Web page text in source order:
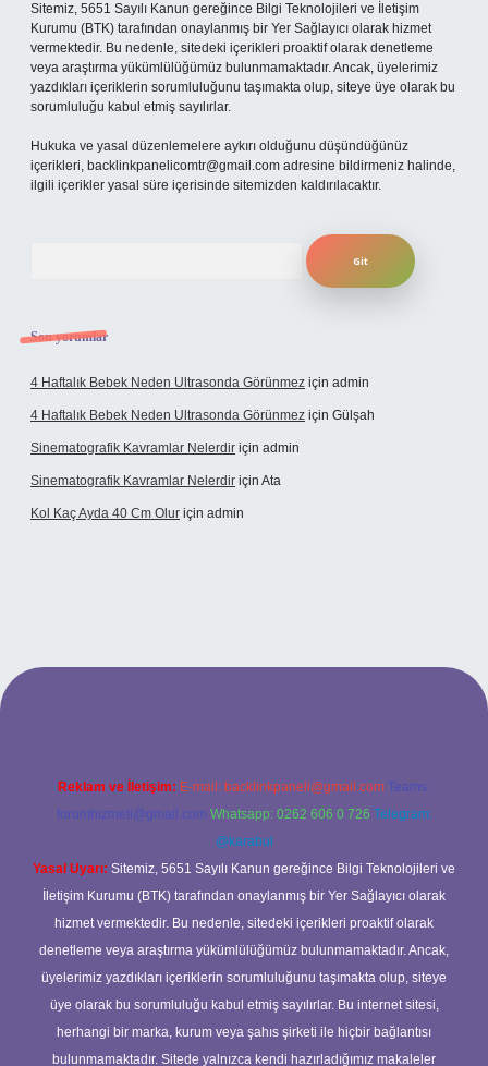
Sitemiz, 5651 Sayılı Kanun gereğince Bilgi Teknolojileri ve İletişim
Kurumu (BTK) tarafından onaylanmış bir Yer Sağlayıcı olarak hizmet
vermektedir. Bu nedenle, sitedeki içerikleri proaktif olarak denetleme
veya araştırma yükümlülüğümüz bulunmamaktadır. Ancak, üyelerimiz
yazdıkları içeriklerin sorumluluğunu taşımakta olup, siteye üye olarak bu
sorumluluğu kabul etmiş sayılırlar.
Hukuka ve yasal düzenlemelere aykırı olduğunu düşündüğünüz
içerikleri, backlinkpanelicomtr@gmail.com adresine bildirmeniz halinde,
ilgili içerikler yasal süre içerisinde sitemizden kaldırılacaktır.
Son yorumlar
4 Haftalık Bebek Neden Ultrasonda Görünmez için admin
4 Haftalık Bebek Neden Ultrasonda Görünmez için Gülşah
Sinematografik Kavramlar Nelerdir için admin
Sinematografik Kavramlar Nelerdir için Ata
Kol Kaç Ayda 40 Cm Olur için admin
Reklam ve İletişim: E-mail: backlinkpaneli@gmail.com Teams:
forumhizmeti@gmail.com Whatsapp: 0262 606 0 726 Telegram:
@karabul
Yasal Uyarı: Sitemiz, 5651 Sayılı Kanun gereğince Bilgi Teknolojileri ve
İletişim Kurumu (BTK) tarafından onaylanmış bir Yer Sağlayıcı olarak
hizmet vermektedir. Bu nedenle, sitedeki içerikleri proaktif olarak
denetleme veya araştırma yükümlülüğümüz bulunmamaktadır. Ancak,
üyelerimiz yazdıkları içeriklerin sorumluluğunu taşımakta olup, siteye
üye olarak bu sorumluluğu kabul etmiş sayılırlar. Bu internet sitesi,
herhangi bir marka, kurum veya şahıs şirketi ile hiçbir bağlantısı
bulunmamaktadır. Sitede yalnızca kendi hazırladığımız makaleler